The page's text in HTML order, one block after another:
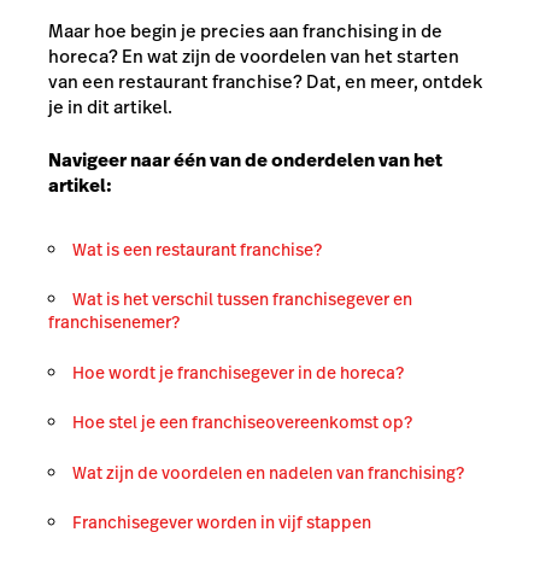
Maar hoe begin je precies aan franchising in de
horeca? En wat zijn de voordelen van het starten
van een restaurant franchise? Dat, en meer, ontdek
je in dit artikel.
Navigeer naar één van de onderdelen van het
artikel:
Wat is een restaurant franchise?
Wat is het verschil tussen franchisegever en
franchisenemer?
Hoe wordt je franchisegever in de horeca?
Hoe stel je een franchiseovereenkomst op?
Wat zijn de voordelen en nadelen van franchising?
Franchisegever worden in vijf stappen